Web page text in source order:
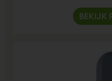
BEKIJK